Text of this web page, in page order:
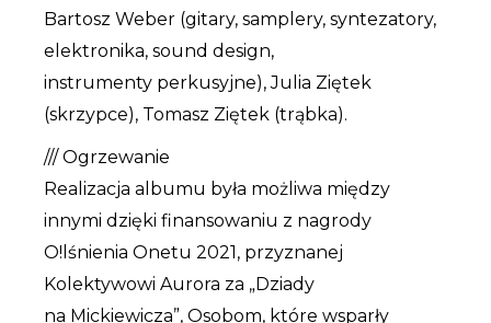
Bartosz Weber (gitary, samplery, syntezatory,
elektronika, sound design,
instrumenty perkusyjne), Julia Ziętek
(skrzypce), Tomasz Ziętek (trąbka).
/// Ogrzewanie
Realizacja albumu była możliwa między
innymi dzięki finansowaniu z nagrody
O!lśnienia Onetu 2021, przyznanej
Kolektywowi Aurora za „Dziady
na Mickiewicza”, Osobom, które wsparły